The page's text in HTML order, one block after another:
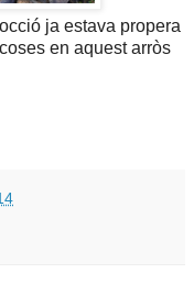
ja estava propera
en aquest arròs